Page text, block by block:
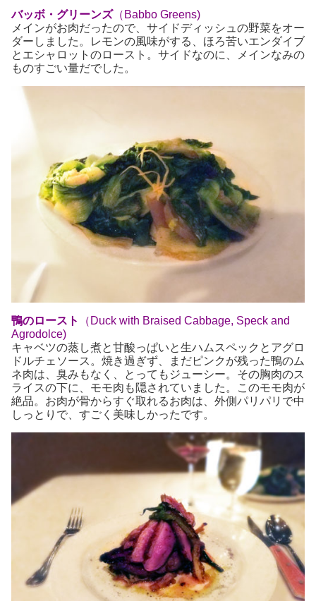
バッボ・グリーンズ（Babbo Greens)
メインがお肉だったので、サイドディッシュの野菜をオー
ダーしました。レモンの風味がする、ほろ苦いエンダイブ
とエシャロットのロースト。サイドなのに、メインなみの
ものすごい量だでした。
鴨のロースト
（Duck with Braised Cabbage, Speck and
Agrodolce)
キャベツの蒸し煮と甘酸っぱいと生ハムスペックとアグロ
ドルチェソース。焼き過ぎず、まだピンクが残った鴨のム
ネ肉は、臭みもなく、とってもジューシー。その胸肉のス
ライスの下に、モモ肉も隠されていました。このモモ肉が
絶品。お肉が骨からすぐ取れるお肉は、外側パリパリで中
しっとりで、すごく美味しかったです。